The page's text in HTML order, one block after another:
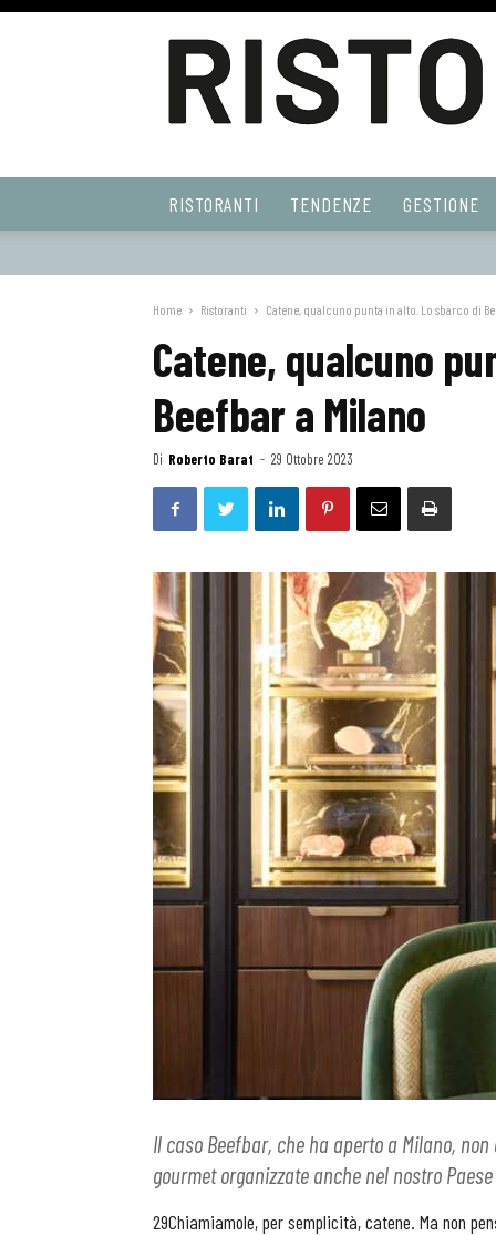
Web
RISTORANTI TENDENZE GESTIONE
Home Ristoranti Catene, qualcuno punta in alto. Lo sbarco di
Catene, qualcuno
Beefbar a Milano
Di Roberto Barat - 29 Ottobre 2023
Il caso Beefbar, che ha aperto a Milano,
gourmet organizzate anche nel nostro Paese
29Chiamiamole, per semplicità, catene. Ma non